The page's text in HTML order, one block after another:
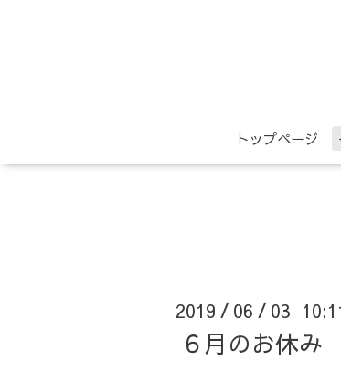
トップページ
2019 / 06 / 03
６月のお休み